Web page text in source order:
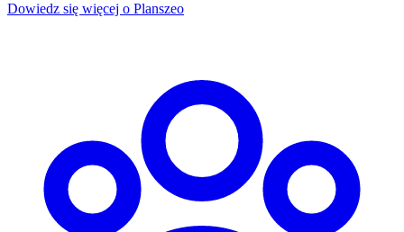
Dowiedz się więcej o Planszeo